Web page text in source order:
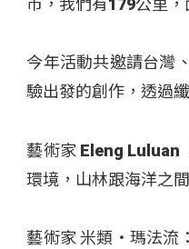
市，我們有179公里
今年活動共邀請台灣
驗出發的創作，透過
藝術家 Eleng Luluan
環境，山林跟海洋之
藝術家 米類‧瑪法流